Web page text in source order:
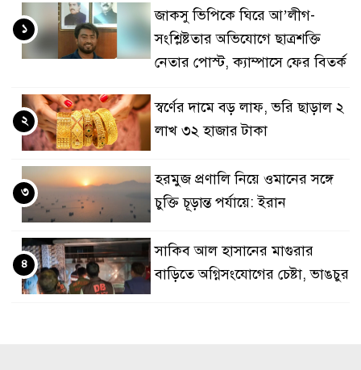
জাকসু ভিপিকে ঘিরে আ’লীগ-
সংশ্লিষ্টতার অভিযোগে ছাত্রশক্তি
নেতার পোস্ট, ক্যাম্পাসে ফের বিতর্ক
১
স্বর্ণের দামে বড় লাফ, ভরি ছাড়াল ২
লাখ ৩২ হাজার টাকা
২
হরমুজ প্রণালি নিয়ে ওমানের সঙ্গে
চুক্তি চূড়ান্ত পর্যায়ে: ইরান
৩
সাকিব আল হাসানের মাগুরার
বাড়িতে অগ্নিসংযোগের চেষ্টা, ভাঙচুর
৪